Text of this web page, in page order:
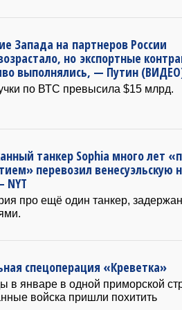
Запада на партнеров России
но экспортные
выполнялись, — Путин
по ВТС превысила $15 млрд.
танкер Sophia много лет
перевозил венесуэльскую
NYT
про ещё один танкер,
спецоперация «Креветка»
в январе в одной приморской
войска пришли похитить